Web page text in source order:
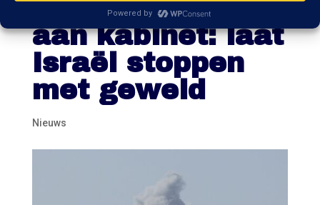
rijksambtenaren
aan kabinet: laat
Israël stoppen
met geweld
Nieuws